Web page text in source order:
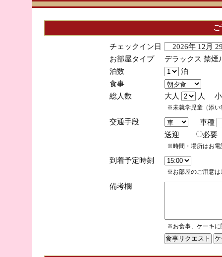
チェックイン日
2026年 12月
お部屋タイプ
デラックス 禁煙
泊数
泊
食事
総人数
大人 人 小
※未就学児童（添い
交通手段
車種
送迎
必
※時間・場所はお電
到着予定時刻
※お部屋のご用意は
備考欄
※お食事、ケーキに